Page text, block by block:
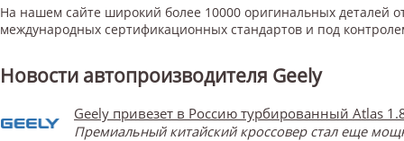
На нашем сайте широкий более 10000 оригинальных деталей
международных сертификационных стандартов и под
Новости автопроизводителя Geely
Geely привезет в Россию турбированный Atlas
Премиальный китайский кроссовер стал еще